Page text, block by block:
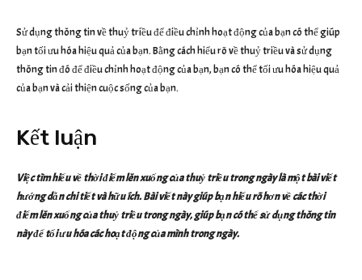
Sử dụng thông tin về thuỷ triều để điều chỉnh hoạt động của bạn có thể giúp
bạn tối ưu hóa hiệu quả của bạn. Bằng cách hiểu rõ về thuỷ triều và sử dụng
thông tin đó để điều chỉnh hoạt động của bạn, bạn có thể tối ưu hóa hiệu quả
của bạn và cải thiện cuộc sống của bạn.
Kết luận
Việc tìm hiểu về thời điểm lên xuống của thuỷ triều trong ngày là một bài viết
hướng dẫn chi tiết và hữu ích. Bài viết này giúp bạn hiểu rõ hơn về các thời
điểm lên xuống của thuỷ triều trong ngày, giúp bạn có thể sử dụng thông tin
này để tối ưu hóa các hoạt động của mình trong ngày.